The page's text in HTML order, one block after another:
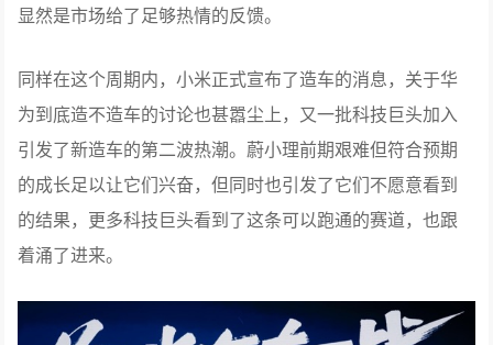
显然是市场给了足够热情的反馈。
同样在这个周期内，小米正式宣布了造车的消息，关于华
为到底造不造车的讨论也甚嚣尘上，又一批科技巨头加入
引发了新造车的第二波热潮。蔚小理前期艰难但符合预期
的成长足以让它们兴奋，但同时也引发了它们不愿意看到
的结果，更多科技巨头看到了这条可以跑通的赛道，也跟
着涌了进来。